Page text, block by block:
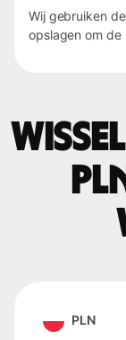
Wij gebruiken
opslagen om
PLN